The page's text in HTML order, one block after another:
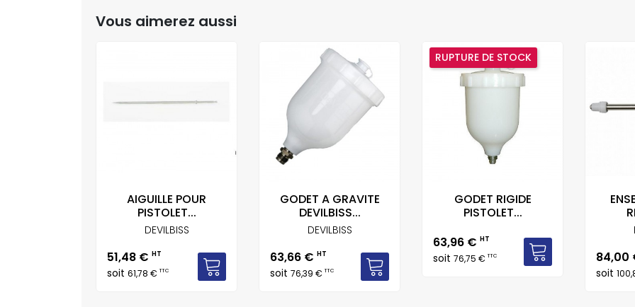
Vous aimerez aussi
AIGUILLE POUR
PISTOLET...
DEVILBISS
Prix
51,48 € HT
soit 61,78 €TTC
GODET A GRAVITE
DEVILBISS...
DEVILBISS
Prix
63,66 € HT
soit 76,39 €TTC
GODET RIGIDE
PISTOLET...
Prix
63,96 € HT
soit 76,75 €TTC
RUPTURE DE STOCK
Prix
84,00
soit